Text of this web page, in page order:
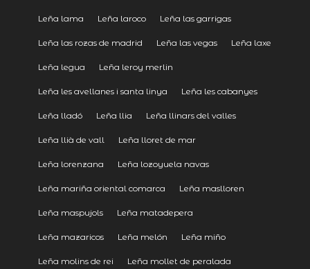
Leña lama Leña laroco Leña las garrigas
Leña las rozas de madrid Leña las vegas Leña laxe
Leña legua Leña leroy merlin
Leña les avellanes i santa linya Leña les cabanyes
Leña lladó Leña llia Leña llinars del valles
Leña llià de vall Leña lloret de mar
Leña lorenzana Leña lozoyuela navas
Leña mariña oriental comarca Leña maslloren
Leña maspujols Leña matadepera
Leña mazaricos Leña melón Leña miño
Leña molins de rei Leña mollet de peralada